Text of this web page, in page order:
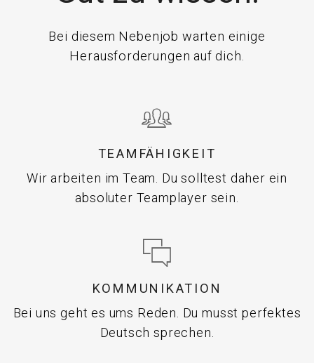
Bei diesem Nebenjob warten einige
Herausforderungen auf dich.
TEAMFÄHIGKEIT
Wir arbeiten im Team. Du solltest daher ein
absoluter Teamplayer sein.
KOMMUNIKATION
Bei uns geht es ums Reden. Du musst perfektes
Deutsch sprechen.